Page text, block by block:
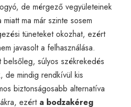
de mérgező vegyületeinek
ma már szinte sosem
tüneteket okozhat, ezért
javasolt a felhasználása.
súlyos székrekedés
de mindig rendkívül kis
biztonságosabb alternatíva
ezért a bodzakéreg